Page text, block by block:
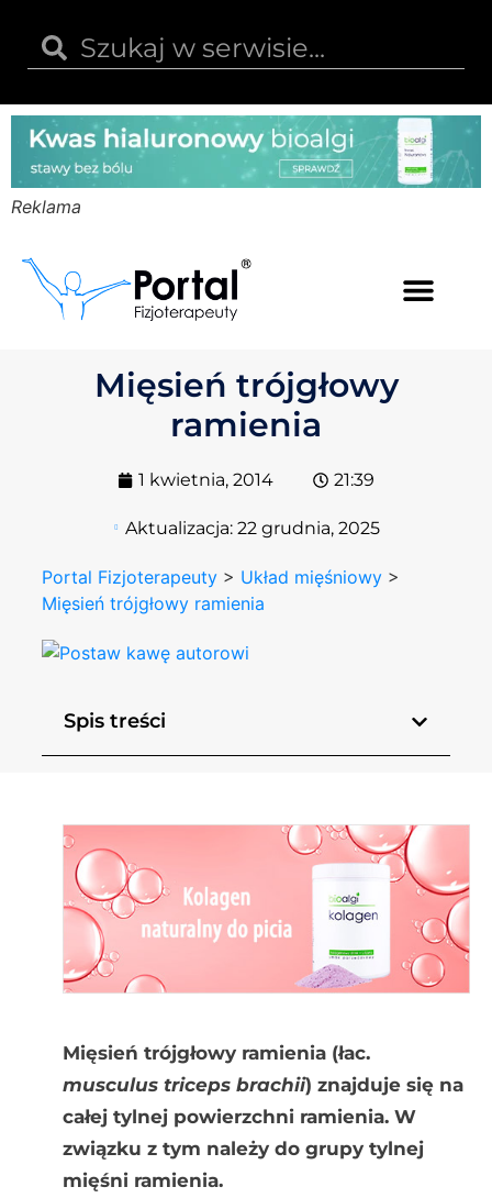
Reklama
Mięsień trójgłowy
ramienia
1 kwietnia, 2014 21:39
Aktualizacja: 22 grudnia, 2025
Portal Fizjoterapeuty > Układ mięśniowy >
Mięsień trójgłowy ramienia
Spis treści
Mięsień trójgłowy ramienia (łac.
musculus triceps brachii) znajduje się na
całej tylnej powierzchni ramienia. W
związku z tym należy do grupy tylnej
mięśni ramienia.